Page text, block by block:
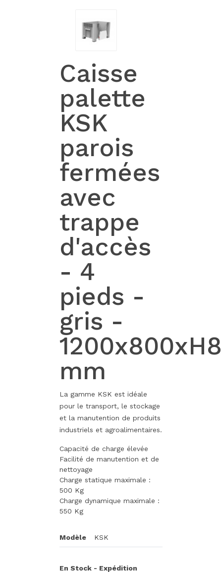
Caisse
palette
KSK
parois
fermées
avec
trappe
d'accès
- 4
pieds -
gris -
mm
La gamme KSK est idéale
pour le transport, le stockage
et la manutention de produits
industriels et agroalimentaires.
Capacité de charge élevée
Facilité de manutention et de
nettoyage
Charge statique maximale :
500 Kg
Charge dynamique maximale :
550 Kg
Modèle KSK
En Stock - Expédition